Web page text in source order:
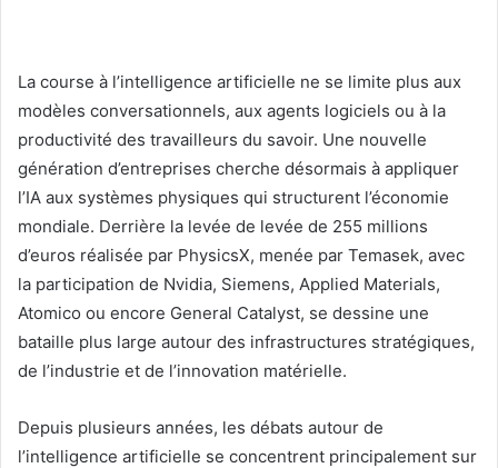
La course à l’intelligence artificielle ne se limite plus aux
modèles conversationnels, aux agents logiciels ou à la
productivité des travailleurs du savoir. Une nouvelle
génération d’entreprises cherche désormais à appliquer
l’IA aux systèmes physiques qui structurent l’économie
mondiale. Derrière la levée de levée de 255 millions
d’euros réalisée par PhysicsX, menée par Temasek, avec
la participation de Nvidia, Siemens, Applied Materials,
Atomico ou encore General Catalyst, se dessine une
bataille plus large autour des infrastructures stratégiques,
de l’industrie et de l’innovation matérielle.
Depuis plusieurs années, les débats autour de
l’intelligence artificielle se concentrent principalement sur